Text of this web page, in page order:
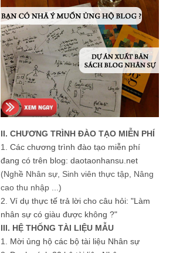
II. CHƯƠNG TRÌNH ĐÀO TẠO MIỄN PHÍ
1. Các chương trình đào tạo miễn phí
đang có trên blog: daotaonhansu.net
(Nghề Nhân sự, Sinh viên thực tập, Nâng
cao thu nhập ...)
2. Ví dụ thực tế trả lời cho câu hỏi: "Làm
nhân sự có giàu được không ?"
III. HỆ THỐNG TÀI LIỆU MẪU
1. Mời ủng hộ các bộ tài liệu Nhân sự